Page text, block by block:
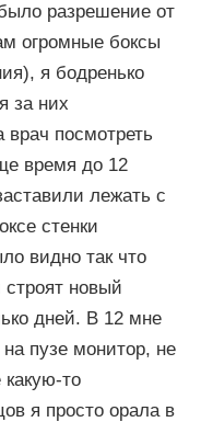
разрешение от
огромные боксы
я бодренько
за них
посмотреть
время до 12
лежать с
стенки
видно так что
новый
дней. В 12 мне
на пузе монитор, не
то
я просто орала в